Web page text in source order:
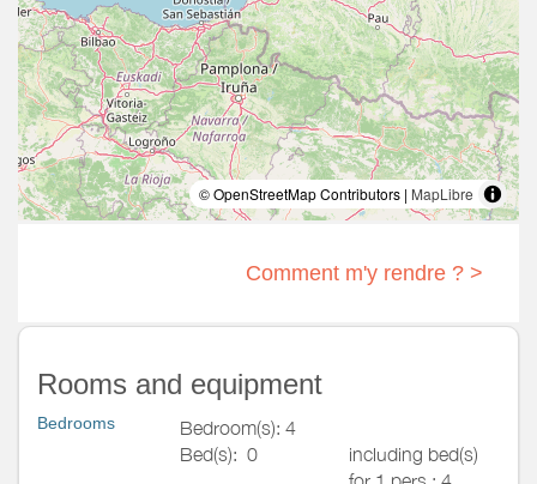
© OpenStreetMap Contributors | MapLibre
Comment m'y rendre ? >
Rooms and equipment
Bedrooms
Bedroom(s): 4
Bed(s): 0
including bed(s)